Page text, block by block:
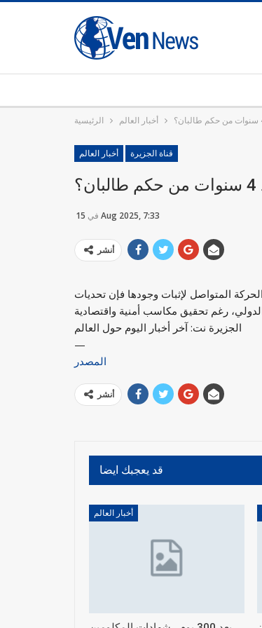
الرئيسية أخبار العالم
أخبار العالم قناة الجزيرة
في 15 Aug 2025, 7:33
أنشر
المتواصل لإثبات وجودها فإن تحديات
الجزيرة نت: آخر أخبار اليوم حول العالم
—
المصدر
أنشر
قد يعجبك ايضا
أخبار العالم